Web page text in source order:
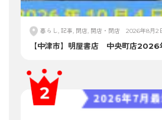
暮らし, 記事, 閉店, 開店・閉店 2026年8月2
【中津市】明屋書店 中央町店